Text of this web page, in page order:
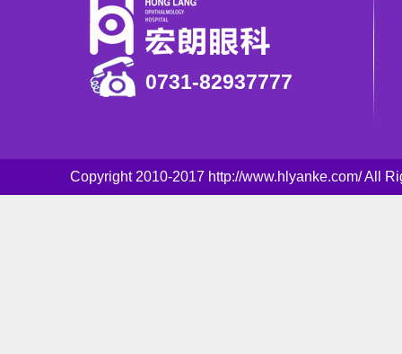
0731-82937777
Copyright 2010-2017 http://www.hlyanke.com/ All